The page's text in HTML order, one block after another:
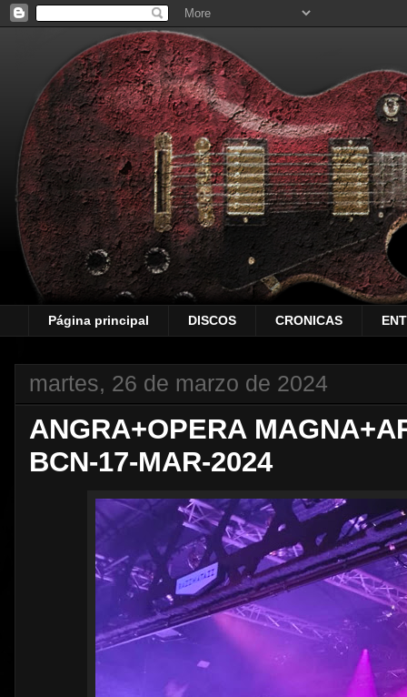
Página principal DISCOS CRONICAS
martes, 26 de marzo de 2024
ANGRA+OPERA
BCN-17-MAR-2024